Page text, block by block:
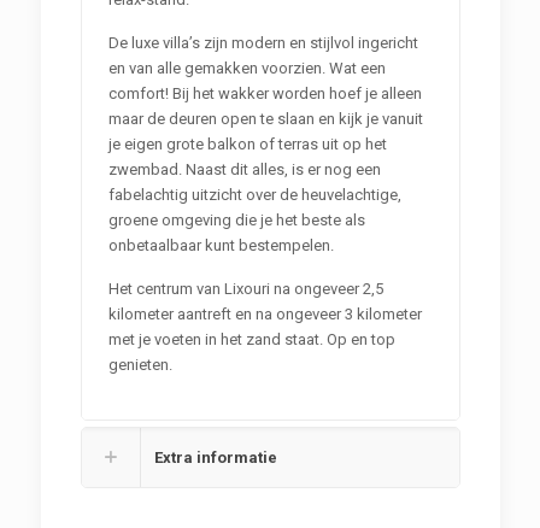
De luxe villa’s zijn modern en stijlvol ingericht
en van alle gemakken voorzien. Wat een
comfort! Bij het wakker worden hoef je alleen
maar de deuren open te slaan en kijk je vanuit
je eigen grote balkon of terras uit op het
zwembad. Naast dit alles, is er nog een
fabelachtig uitzicht over de heuvelachtige,
groene omgeving die je het beste als
onbetaalbaar kunt bestempelen.
Het centrum van Lixouri na ongeveer 2,5
kilometer aantreft en na ongeveer 3 kilometer
met je voeten in het zand staat. Op en top
genieten.
Extra informatie